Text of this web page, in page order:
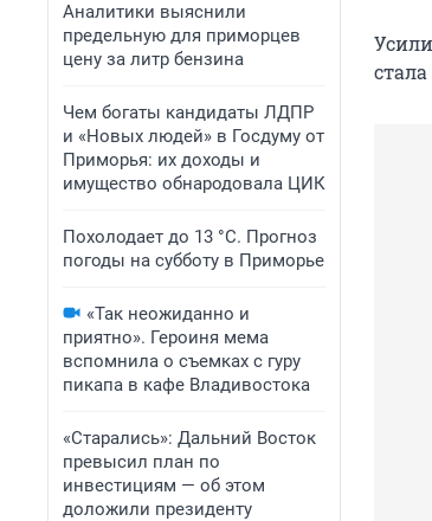
Аналитики выяснили
предельную для приморцев
цену за литр бензина
Чем богаты кандидаты ЛДПР
и «Новых людей» в Госдуму от
Приморья: их доходы и
имущество обнародовала ЦИК
Похолодает до 13 °C. Прогноз
погоды на субботу в Приморье
«Так неожиданно и
приятно». Героиня мема
вспомнила о съемках с гуру
пикапа в кафе Владивостока
«Старались»: Дальний Восток
превысил план по
инвестициям — об этом
доложили президенту